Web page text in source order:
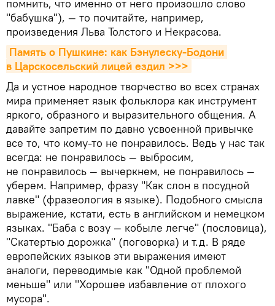
помнить, что именно от него произошло слово
"бабушка"), — то почитайте, например,
произведения Льва Толстого и Некрасова.
Память о Пушкине: как Бэнулеску-Бодони
в Царскосельский лицей ездил >>>
Да и устное народное творчество во всех странах
мира применяет язык фольклора как инструмент
яркого, образного и выразительного общения. А
давайте запретим по давно усвоенной привычке
все то, что кому-то не понравилось. Ведь у нас так
всегда: не понравилось — выбросим,
не понравилось — вычеркнем, не понравилось —
уберем. Например, фразу "Как слон в посудной
лавке" (фразеология в языке). Подобного смысла
выражение, кстати, есть в английском и немецком
языках. "Баба с возу — кобыле легче" (пословица),
"Скатертью дорожка" (поговорка) и т.д. В ряде
европейских языков эти выражения имеют
аналоги, переводимые как "Одной проблемой
меньше" или "Хорошее избавление от плохого
мусора".